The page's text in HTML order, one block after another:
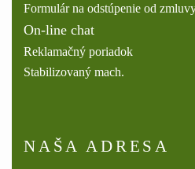
Formulár na odstúpenie od
On-line chat
Reklamačný poriadok
Stabilizovaný mach.
NAŠA ADRESA